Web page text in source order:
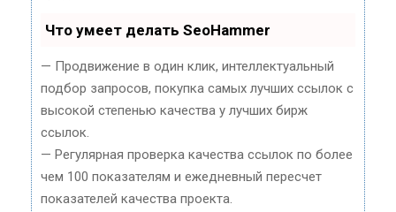
Что умеет делать SeoHammer
— Продвижение в один клик, интеллектуальный
подбор запросов, покупка самых лучших ссылок с
высокой степенью качества у лучших бирж
ссылок.
— Регулярная проверка качества ссылок по более
чем 100 показателям и ежедневный пересчет
показателей качества проекта.